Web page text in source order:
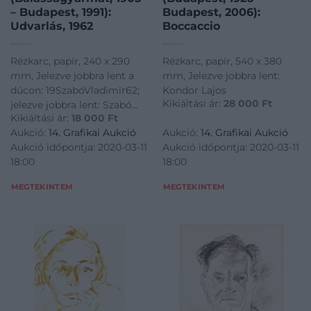
– Budapest, 1991):
Udvarlás, 1962
Rézkarc, papír, 240 x 290
mm, Jelezve jobbra lent a
dúcon: 19SzabóVladimir62;
jelezve jobbra lent: Szabó
Vladimir
Kikiáltási ár: 18 000 Ft
Aukció: 14. Grafikai Aukció
Aukció időpontja: 2020-03-11
18:00
MEGTEKINTEM
Budapest, 2006):
Boccaccio
Rézkarc, papír, 540 x 380
mm, Jelezve jobbra lent:
Kondor Lajos
Kikiáltási ár: 28 000 Ft
Aukció: 14. Grafikai Aukció
Aukció időpontja: 2020-03-11
18:00
MEGTEKINTEM